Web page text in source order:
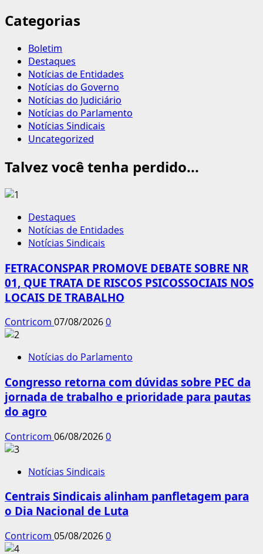
Categorias
Boletim
Destaques
Notícias de Entidades
Notícias do Governo
Notícias do Judiciário
Notícias do Parlamento
Notícias Sindicais
Uncategorized
Talvez você tenha perdido...
Destaques
Notícias de Entidades
Notícias Sindicais
FETRACONSPAR PROMOVE DEBATE SOBRE NR
01, QUE TRATA DE RISCOS PSICOSSOCIAIS NOS
LOCAIS DE TRABALHO
Contricom 07/08/20260
Notícias do Parlamento
Congresso retorna com dúvidas sobre PEC da
jornada de trabalho e prioridade para pautas
do agro
Contricom 06/08/20260
Notícias Sindicais
Centrais Sindicais alinham panfletagem para
o Dia Nacional de Luta
Contricom 05/08/20260